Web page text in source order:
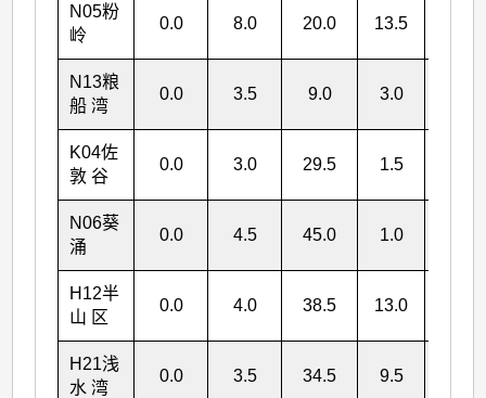
N05粉
岭
0.0 8.0 20.0 13.5
N13粮
船 湾
0.0 3.5 9.0 3.0
K04佐
敦 谷
0.0 3.0 29.5 1.5
N06葵
涌
0.0 4.5 45.0 1.0
H12半
山 区
0.0 4.0 38.5 13.0
H21浅
水 湾
0.0 3.5 34.5 9.5